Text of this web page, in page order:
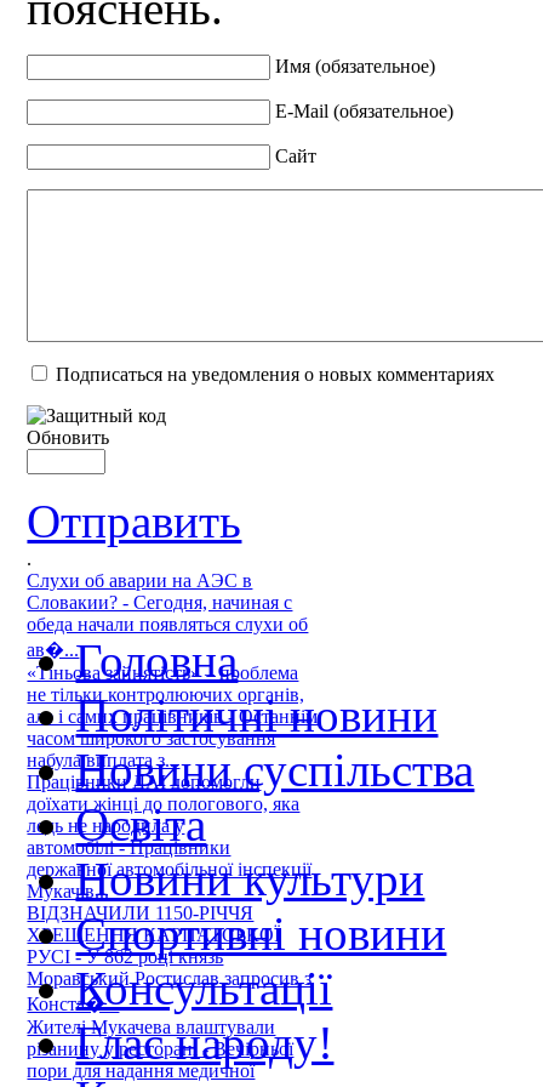
Имя (обязательное)
E-Mail (обязательное)
Сайт
Подписаться на уведомления о новых комментариях
Обновить
Отправить
.
Слухи об аварии на АЭС в
Словакии? - Сегодня, начиная с
обеда начали появляться слухи об
ав�...
«Тіньова зайнятість» – проблема
не тільки контролюючих органів,
але і самих працівників - Останнім
часом широкого застосування
набула виплата з...
Працівники ДАІ допомогли
доїхати жінці до пологового, яка
ледь не народила у
автомобілі - Працівники
державної автомобільної інспекції
Мукачів...
ВІДЗНАЧИЛИ 1150-РІЧЧЯ
ХРЕЩЕННЯ КАРПАТСЬКОЇ
РУСІ - У 862 році князь
Моравський Ростислав запросив з
Конста�...
Жителі Мукачева влаштували
різанину у ресторані - Вечірньої
пори для надання медичної
Головна
Політичні новини
Новини суспільства
Освіта
Новини культури
Спортивні новини
Консультації
Глас народу!